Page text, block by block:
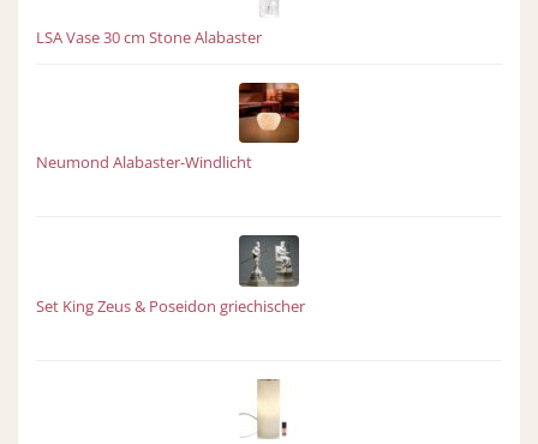
LSA Vase 30 cm Stone Alabaster
Neumond Alabaster-Windlicht
Set King Zeus & Poseidon griechischer